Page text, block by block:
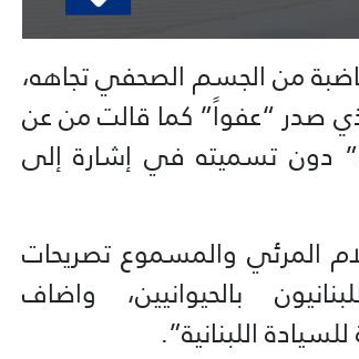
من الجسم الصحفي تجاهه،
صدر “عفواً” كما قالت من عن
دون تسميته في إشارة إلى
المرئي والمسموع تصريحات
بالحيوانيين، واضاف
اللبنانية”.